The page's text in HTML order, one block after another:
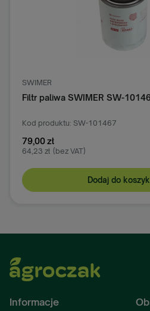
SWIMER
Filtr paliwa SWIMER SW-
Kod produktu: SW-101467
79,00 zł
64,23 zł (bez VAT)
Dodaj do
Informacje